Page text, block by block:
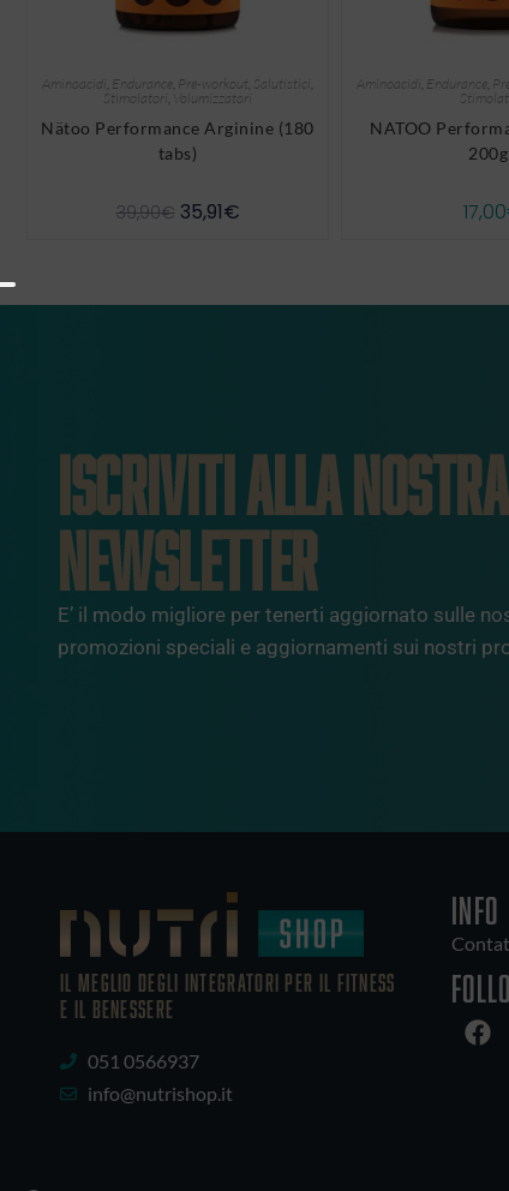
Aminoacidi , Endurance, Pre-workout, Salutistici ,
Stimolatori , Volumizzatori
Nätoo Performance Arginine (180
tabs)
39,90€ 35,91€
Aminoacidi , Endurance,
NATOO
17,00
ISCRIVITI ALLA NOSTRA
NEWSLETTER
E’ il modo migliore per tenerti aggiornato sulle
promozioni speciali e aggiornamenti sui nostri
IL MEGLIO DEGLI Integratori PER IL FITNESS
E IL BENESSERE
051 0566937
info@nutrishop.it
INFO